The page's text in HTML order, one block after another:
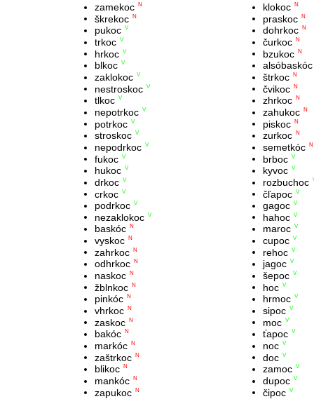
zamekoc N
škrekoc N
pukoc V
trkoc V
hrkoc V
blkoc V
zaklokoc V
nestroskoc V
tlkoc V
nepotrkoc V
potrkoc V
stroskoc V
nepodrkoc V
fukoc V
hukoc V
drkoc V
crkoc V
podrkoc V
nezaklokoc V
baskóc N
vyskoc N
zahrkoc N
odhrkoc N
naskoc N
žblnkoc N
pinkóc N
vhrkoc N
zaskoc N
bakóc N
markóc N
zaštrkoc N
blikoc N
mankóc N
zapukoc N
klokoc N
praskoc N
dohrkoc N
čurkoc N
bzukoc N
alsóbaskóc
štrkoc
N
čvikoc N
zhrkoc N
zahukoc N
piskoc N
zurkoc N
semetkóc N
brboc V
kyvoc V
rozbuchoc
čľapoc V
gagoc V
hahoc V
maroc V
cupoc V
rehoc V
jagoc V
šepoc V
hoc V
hrmoc V
sipoc V
moc V
ťapoc V
noc V
doc V
zamoc V
dupoc V
čipoc V